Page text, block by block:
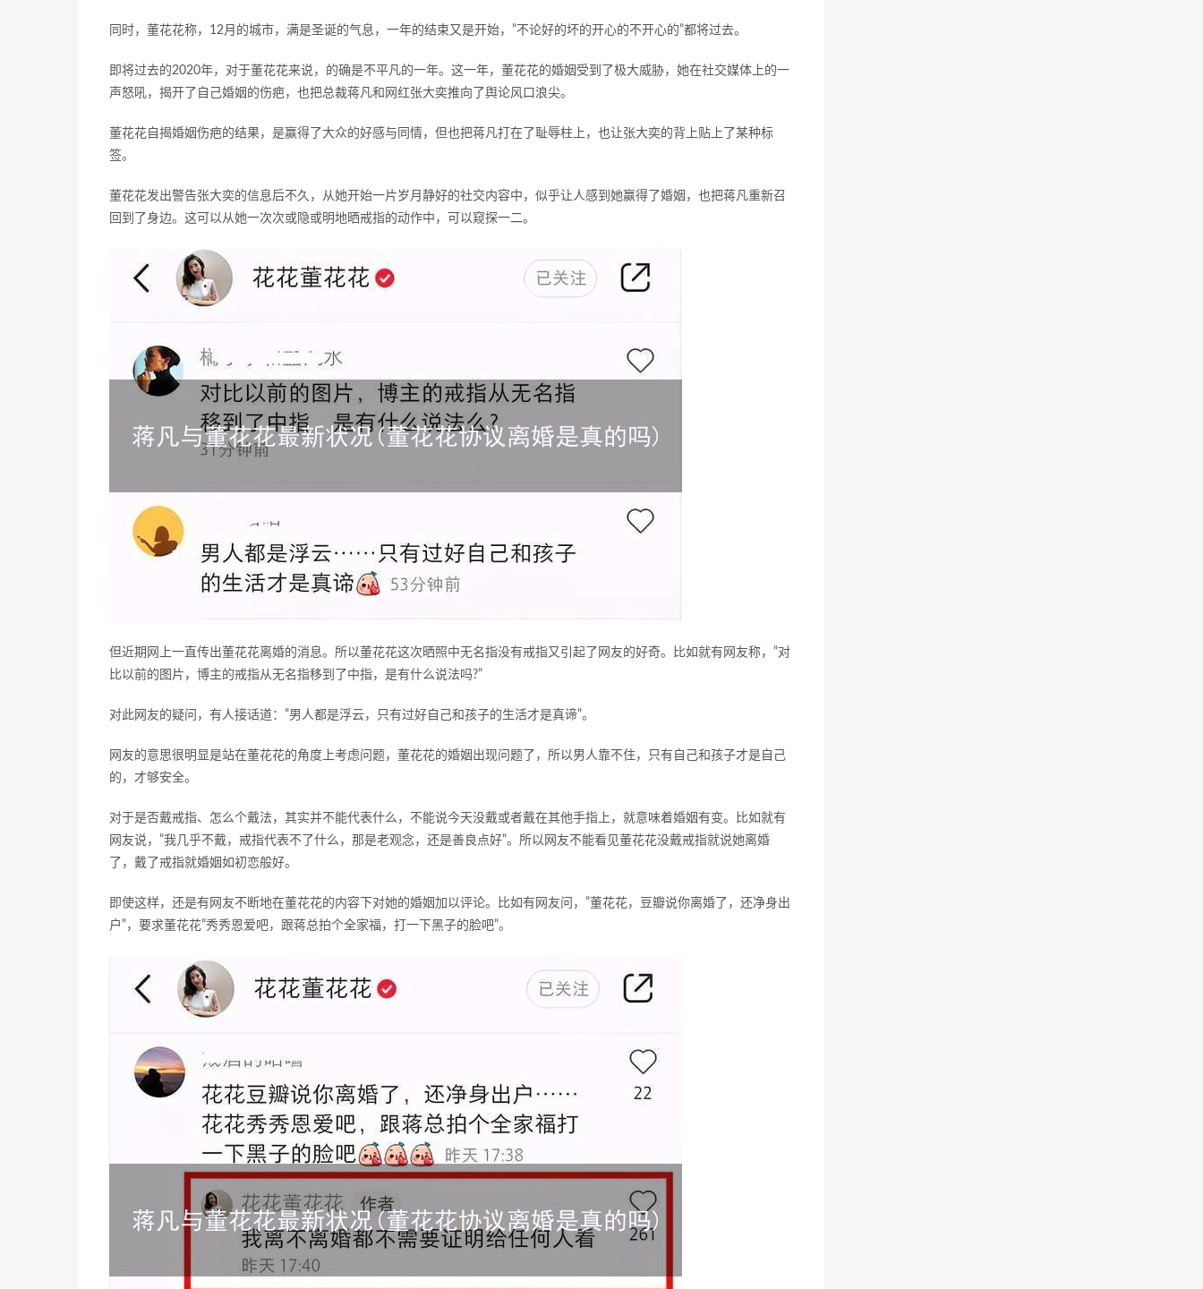
同时，董花花称，12月的城市，满是圣诞的气息，一年的结束又是开始，”不论好的坏的开心的不开心的”都将过去。
即将过去的2020年，对于董花花来说，的确是不平凡的一年。这一年，董花花的婚姻受到了极大威胁，她在社交媒体上的一
声怒吼，揭开了自己婚姻的伤疤，也把总裁蒋凡和网红张大奕推向了舆论风口浪尖。
董花花自揭婚姻伤疤的结果，是赢得了大众的好感与同情，但也把蒋凡打在了耻辱柱上，也让张大奕的背上贴上了某种标
签。
董花花发出警告张大奕的信息后不久，从她开始一片岁月静好的社交内容中，似乎让人感到她赢得了婚姻，也把蒋凡重新召
回到了身边。这可以从她一次次或隐或明地晒戒指的动作中，可以窥探一二。
但近期网上一直传出董花花离婚的消息。所以董花花这次晒照中无名指没有戒指又引起了网友的好奇。比如就有网友称，”对
比以前的图片，博主的戒指从无名指移到了中指，是有什么说法吗?”
对此网友的疑问，有人接话道：”男人都是浮云，只有过好自己和孩子的生活才是真谛”。
网友的意思很明显是站在董花花的角度上考虑问题，董花花的婚姻出现问题了，所以男人靠不住，只有自己和孩子才是自己
的，才够安全。
对于是否戴戒指、怎么个戴法，其实并不能代表什么，不能说今天没戴或者戴在其他手指上，就意味着婚姻有变。比如就有
网友说，”我几乎不戴，戒指代表不了什么，那是老观念，还是善良点好”。所以网友不能看见董花花没戴戒指就说她离婚
了，戴了戒指就婚姻如初恋般好。
即使这样，还是有网友不断地在董花花的内容下对她的婚姻加以评论。比如有网友问，”董花花，豆瓣说你离婚了，还净身出
户”，要求董花花”秀秀恩爱吧，跟蒋总拍个全家福，打一下黑子的脸吧”。